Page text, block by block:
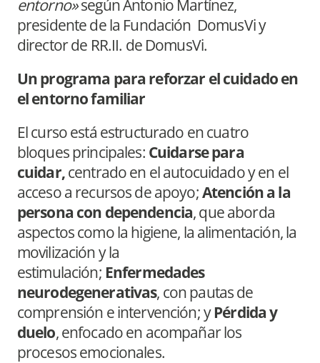
entorno»según Antonio Martínez,
presidente de la Fundación DomusVi y
director de RR.II. de DomusVi.
Un programa para reforzar el cuidado en
el entorno familiar
El curso está estructurado en cuatro
bloques principales: Cuidarse para
cuidar,centrado en el autocuidado y en el
acceso a recursos de apoyo;Atención a la
persona con dependencia, que aborda
aspectos como la higiene, la alimentación, la
movilización y la
estimulación; Enfermedades
neurodegenerativas, con pautas de
comprensión e intervención; yPérdida y
duelo, enfocado en acompañar los
procesos emocionales.